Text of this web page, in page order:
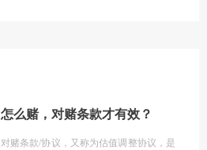
怎么赌，对赌条款才有效？
对赌条款/协议，又称为估值调整协议，是